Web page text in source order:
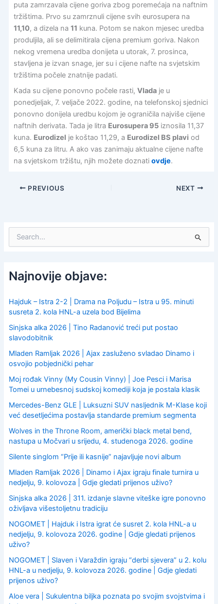
puta zamrzavala cijene goriva zbog poremećaja na naftnim
tržištima. Prvo su zamrznuli cijene svih eurosupera na
11,10, a dizela na 11 kuna. Potom se nakon mjesec uredba
produljila, ali se delimitirala cijena premium goriva. Nakon
nekog vremena uredba donijeta u utorak, 7. prosinca,
stavljena je izvan snage, jer su i cijene nafte na svjetskim
tržištima počele znatnije padati.
Kada su cijene ponovno počele rasti, Vladaje u
ponedjeljak, 7. veljače 2022. godine, na telefonskoj sjednici
ponovno donijela uredbu kojom je ograničila najviše cijene
naftnih derivata. Tada je litra Eurosupera 95iznosila 11,37
kuna. Eurodizel je koštao 11,29, a Eurodizel BS plavi od
6,5 kuna za litru. A ako vas zanimaju aktualne cijene nafte
na svjetskom tržištu, njih možete doznati ovdje.
PREVIOUS NEXT
c
h
o
r
Najnovije objave:
Hajduk – Istra 2-2 | Drama na Poljudu – Istra u 95. minuti
susreta 2. kola HNL-a uzela bod Bijelima
Sinjska alka 2026 | Tino Radanović treći put postao
slavodobitnik
Mladen Ramljak 2026 | Ajax zasluženo svladao Dinamo i
osvojio pobjednički pehar
Moj rođak Vinny (My Cousin Vinny) | Joe Pesci i Marisa
Tomei u urnebesnoj sudskoj komediji koja je postala klasik
Mercedes-Benz GLE | Luksuzni SUV nasljednik M-Klase koji
već desetljećima postavlja standarde premium segmenta
Wolves in the Throne Room, američki black metal bend,
nastupa u Močvari u srijedu, 4. studenoga 2026. godine
Silente singlom “Prije ili kasnije” najavljuje novi album
Mladen Ramljak 2026 | Dinamo i Ajax igraju finale turnira u
nedjelju, 9. kolovoza | Gdje gledati prijenos uživo?
Sinjska alka 2026 | 311. izdanje slavne viteške igre ponovno
oživljava višestoljetnu tradiciju
NOGOMET | Hajduk i Istra igrat će susret 2. kola HNL-a u
nedjelju, 9. kolovoza 2026. godine | Gdje gledati prijenos
uživo?
NOGOMET | Slaven i Varaždin igraju “derbi sjevera” u 2. kolu
HNL-a u nedjelju, 9. kolovoza 2026. godine | Gdje gledati
prijenos uživo?
Aloe vera | Sukulentna biljka poznata po svojim svojstvima i